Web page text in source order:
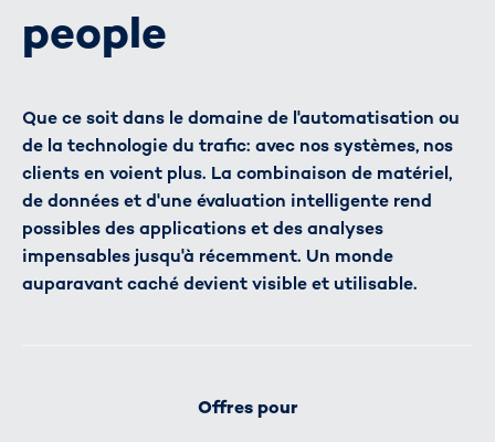
people
Que ce soit dans le domaine de l'automatisation ou
de la technologie du trafic: avec nos systèmes, nos
clients en voient plus. La combinaison de matériel,
de données et d'une évaluation intelligente rend
possibles des applications et des analyses
impensables jusqu'à récemment. Un monde
auparavant caché devient visible et utilisable.
Offres pour